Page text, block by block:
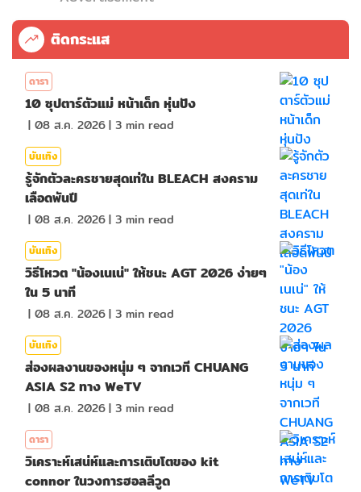
ติดกระแส
ดารา
10 ซุปตาร์ตัวแม่ หน้าเด็ก หุ่นปัง
| 08 ส.ค. 2026| 3 min read
บันเทิง
รู้จักตัวละครชายสุดเท่ใน BLEACH สงคราม
เลือดพันปี
| 08 ส.ค. 2026| 3 min read
บันเทิง
วิธีโหวต "น้องเนเน่" ให้ชนะ AGT 2026 ง่ายๆ
ใน 5 นาที
| 08 ส.ค. 2026| 3 min read
บันเทิง
ส่องผลงานของหนุ่ม ๆ จากเวที CHUANG
ASIA S2 ทาง WeTV
| 08 ส.ค. 2026| 3 min read
ดารา
วิเคราะห์เสน่ห์และการเติบโตของ kit
connor ในวงการฮอลลีวูด